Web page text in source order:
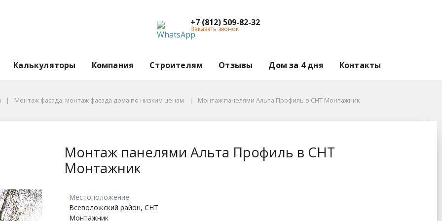
+7 (812) 509-82-32
Заказать звонок
Калькуляторы Компания Строителям Отзывы Дом за 4 дня Контакты
Монтаж фасада, монтаж фасада дома по низким ценам Монтаж панелями Альта Профиль в СНТ Монтажник
Монтаж панелями Альта Профиль в СНТ
Монтажник
Местоположение:
Всеволожский район, СНТ
Монтажник